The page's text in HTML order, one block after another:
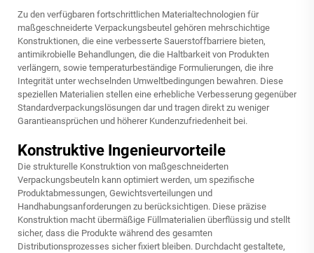
Zu den verfügbaren fortschrittlichen Materialtechnologien für
maßgeschneiderte Verpackungsbeutel gehören mehrschichtige
Konstruktionen, die eine verbesserte Sauerstoffbarriere bieten,
antimikrobielle Behandlungen, die die Haltbarkeit von Produkten
verlängern, sowie temperaturbeständige Formulierungen, die ihre
Integrität unter wechselnden Umweltbedingungen bewahren. Diese
speziellen Materialien stellen eine erhebliche Verbesserung gegenüber
Standardverpackungslösungen dar und tragen direkt zu weniger
Garantieansprüchen und höherer Kundenzufriedenheit bei.
Konstruktive Ingenieurvorteile
Die strukturelle Konstruktion von maßgeschneiderten
Verpackungsbeuteln kann optimiert werden, um spezifische
Produktabmessungen, Gewichtsverteilungen und
Handhabungsanforderungen zu berücksichtigen. Diese präzise
Konstruktion macht übermäßige Füllmaterialien überflüssig und stellt
sicher, dass die Produkte während des gesamten
Distributionsprozesses sicher fixiert bleiben. Durchdacht gestaltete,